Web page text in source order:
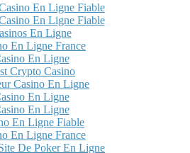
En Ligne Fiable
En Ligne Fiable
En Ligne
En Ligne France
En Ligne
Crypto Casino
Casino En Ligne
En Ligne
En Ligne
En Ligne Fiable
En Ligne France
De Poker En Ligne